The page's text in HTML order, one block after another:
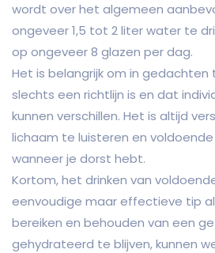
wordt over het algemeen
ongeveer 1,5 tot 2 liter water te
op ongeveer 8 glazen per dag.
Het is belangrijk om in
slechts een richtlijn is en dat
kunnen verschillen. Het is altijd
lichaam te luisteren en
wanneer je dorst hebt.
Kortom, het drinken van
eenvoudige maar effectieve tip
bereiken en behouden van een
gehydrateerd te blijven, kunnen